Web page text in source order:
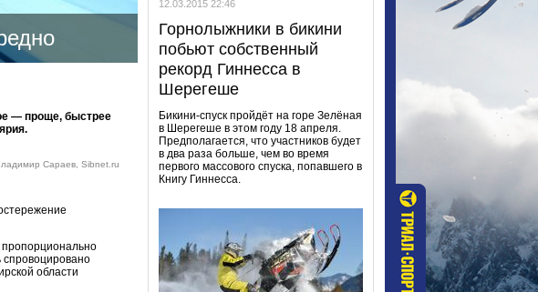
— проще, быстрее
Сараев, Sibnet.ru
спровоцировано
области
12.03.2015 22:46
Горнолыжники в бикини
побьют собственный
рекорд Гиннесса в
Шерегеше
Бикини-спуск пройдёт на горе Зелёная
в Шерегеше в этом году 18 апреля.
Предполагается, что участников будет
в два раза больше, чем во время
первого массового спуска, попавшего в
Книгу Гиннесса.